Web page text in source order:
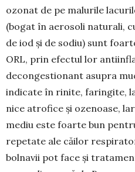
ozonat de pe malurile
(bogat în aerosoli naturali,
de iod și de sodiu) sunt
ORL, prin efectul lor
decongestionant asupra
indicate în rinite, faringite,
nice atrofice și ozenoase,
mediu este foarte bun
repetate ale căilor
bolnavii pot face și